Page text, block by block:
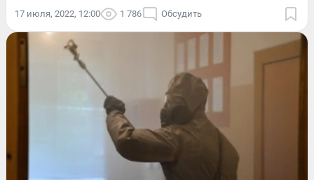
17 июля, 2022, 12:00 1 786 Обсудить